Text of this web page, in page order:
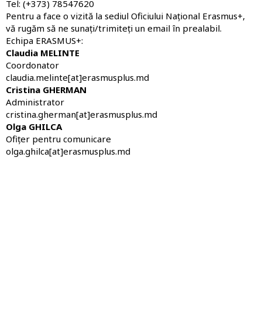
Tel: (+373) 78547620
Pentru a face o vizită la sediul Oficiului Național Erasmus+,
vă rugăm să ne sunați/trimiteți un email în prealabil.
Echipa ERASMUS+:
Claudia MELINTE
Coordonator
claudia.melinte[at]erasmusplus.md
Cristina GHERMAN
Administrator
cristina.gherman[at]erasmusplus.md
Olga GHILCA
Ofițer pentru comunicare
olga.ghilca[at]erasmusplus.md